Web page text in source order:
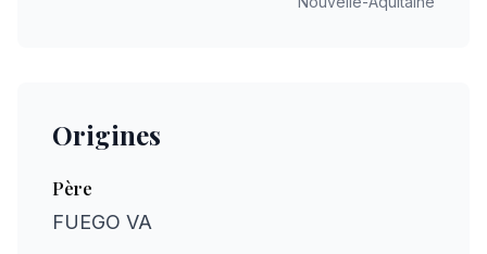
Origines
Père
FUEGO VA